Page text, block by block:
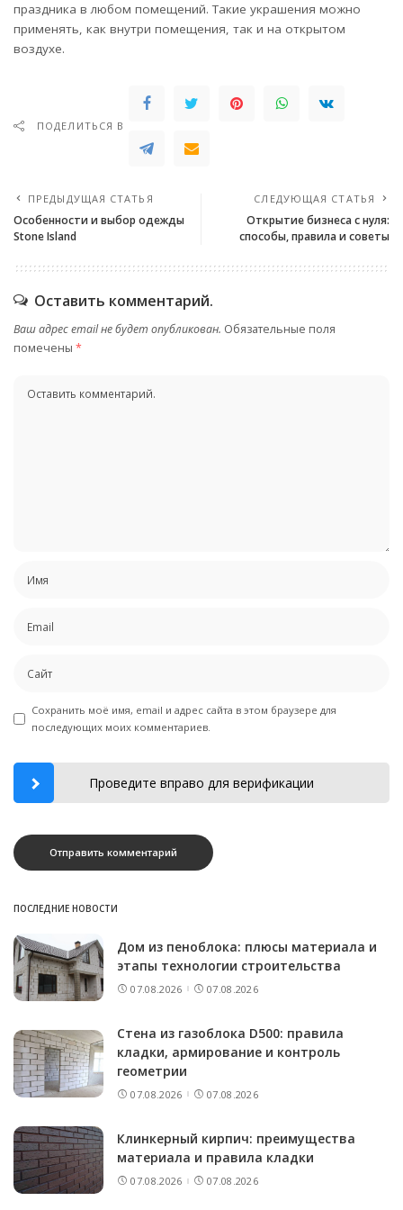
праздника в любом помещений. Такие украшения можно
применять, как внутри помещения, так и на открытом
воздухе.
ПОДЕЛИТЬСЯ В
ПРЕДЫДУЩАЯ СТАТЬЯ
Особенности и выбор одежды
Stone Island
СЛЕДУЮЩАЯ СТАТЬЯ
Открытие бизнеса с нуля:
способы, правила и советы
Оставить комментарий.
Ваш адрес email не будет опубликован. Обязательные поля
помечены *
Сохранить моё имя, email и адрес сайта в этом браузере для
последующих моих комментариев.
Проведите вправо для верификации
ПОСЛЕДНИЕ НОВОСТИ
Дом из пеноблока: плюсы материала и
этапы технологии строительства
07.08.2026 07.08.2026
Стена из газоблока D500: правила
кладки, армирование и контроль
геометрии
07.08.2026 07.08.2026
Клинкерный кирпич: преимущества
материала и правила кладки
07.08.2026 07.08.2026